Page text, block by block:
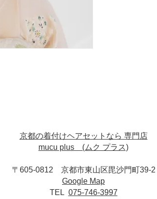
京都の着付けヘアセットなら 専門店
mucu plus (​ムク プラス)
〒605-0812 京都市東山区毘沙門町39-2
Google Map
TEL 075-746-3997